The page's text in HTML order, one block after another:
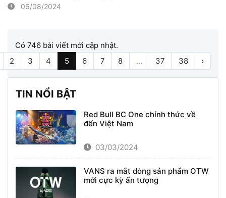
06/08/2024
Có 746 bài viết mới cập nhật.
2
3 4 5 6 7 8 ... 37 38 ›
TIN NỔI BẬT
Red Bull BC One chính thức về
đến Việt Nam
03/03/2024
VANS ra mắt dòng sản phẩm OTW
mới cực kỳ ấn tượng